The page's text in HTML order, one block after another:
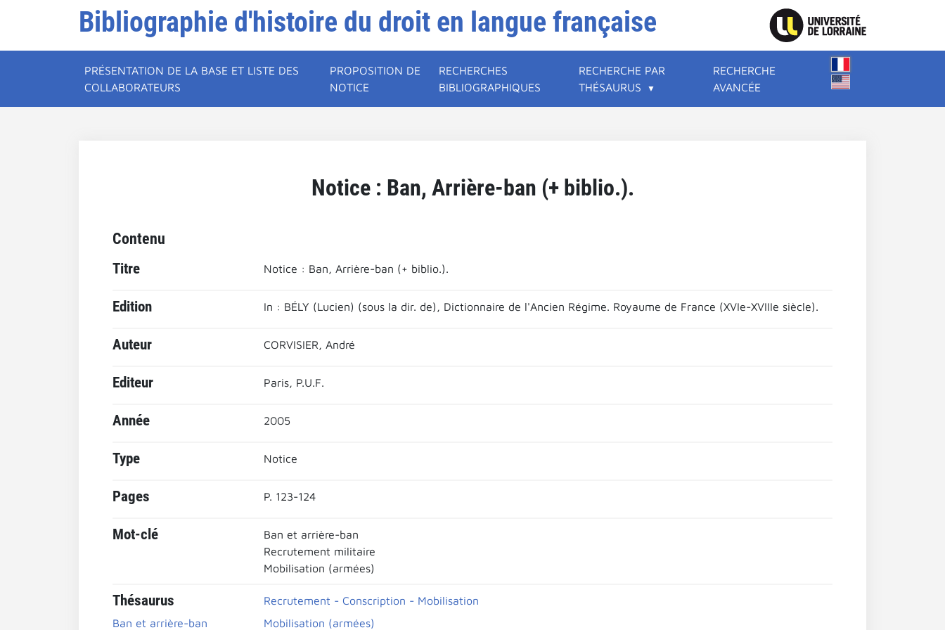
Bibliographie d'histoire du droit en langue française
PRÉSENTATION DE LA BASE ET LISTE DES
COLLABORATEURS
PROPOSITION DE
NOTICE
RECHERCHES
BIBLIOGRAPHIQUES
RECHERCHE PAR
THÉSAURUS
RECHERCHE
AVANCÉE
Notice : Ban, Arrière-ban (+ biblio.).
Contenu
Titre Notice : Ban, Arrière-ban (+ biblio.).
Edition In : BÉLY (Lucien) (sous la dir. de), Dictionnaire de l'Ancien Régime. Royaume de France (XVIe-XVIIIe siècle).
Auteur CORVISIER, André
Editeur Paris, P.U.F.
Année 2005
Type Notice
Pages P. 123-124
Mot-clé
Ban et arrière-ban
Recrutement militaire
Mobilisation (armées)
Thésaurus
Recrutement - Conscription - Mobilisation
Ban et arrière-ban
Mobilisation (armées)